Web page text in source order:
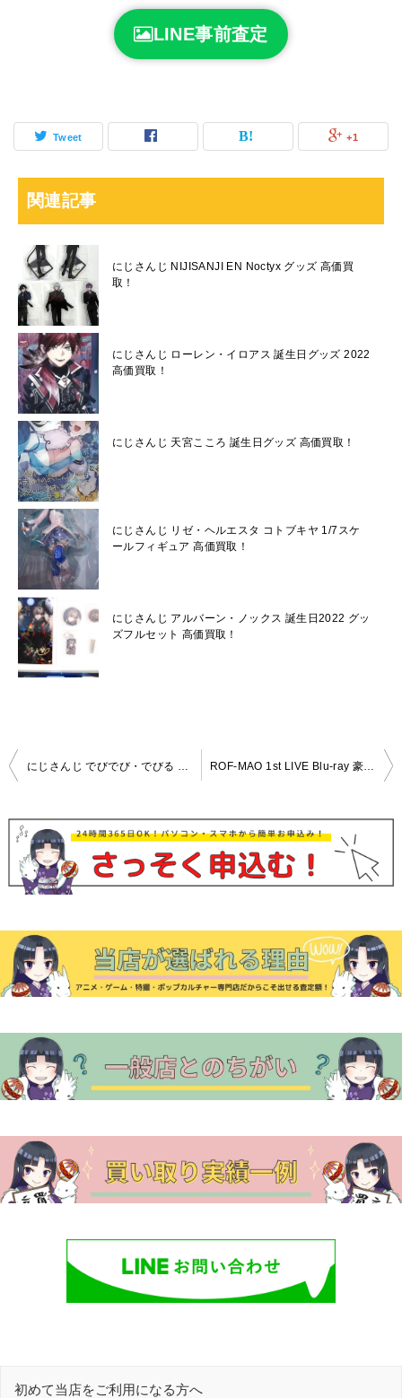
LINE事前査定
Tweet +1
関連記事
にじさんじ NIJISANJI EN Noctyx グッズ 高価買
取！
にじさんじ ローレン・イロアス 誕生日グッズ 2022
高価買取！
にじさんじ 天宮こころ 誕生日グッズ 高価買取！
にじさんじ リゼ・ヘルエスタ コトブキヤ 1/7スケ
ールフィギュア 高価買取！
にじさんじ アルバーン・ノックス 誕生日2022 グッ
ズフルセット 高価買取！
投
ナ
ゲ
シ
ョ
ン
にじさんじ でびでび・でびる ぬいぐるみ 高価買取！ ROF-MAO 1st LIVE Blu-ray 豪華版 高価買取！
初めて当店をご利用になる方へ